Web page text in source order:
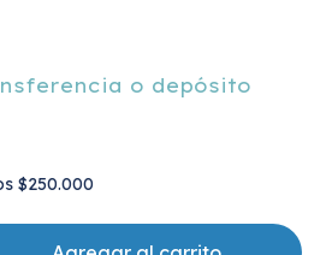
o depósito
$250.000